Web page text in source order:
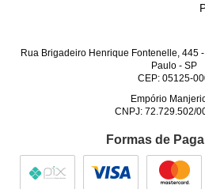
Rua Brigadeiro Henrique Fontenelle, 445 -
Paulo- SP
CEP: 05125-
Empório
CNPJ: 72.729.502/
Formas de